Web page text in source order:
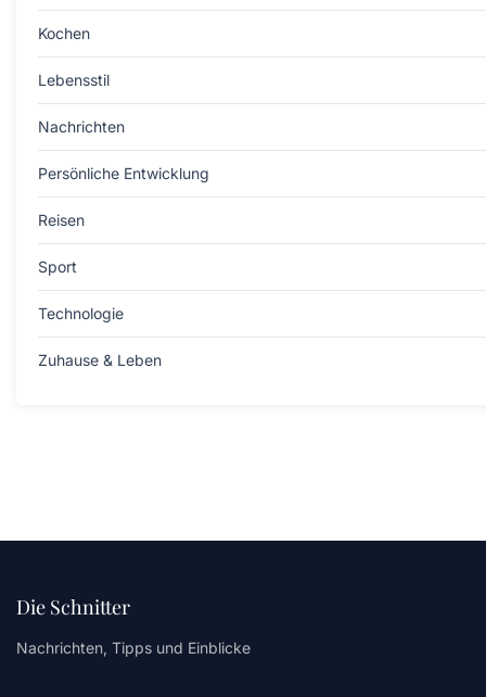
Kochen
Lebensstil
Nachrichten
Persönliche Entwicklung
Reisen
Sport
Technologie
Zuhause & Leben
Die Schnitter
Nachrichten, Tipps und Einblicke